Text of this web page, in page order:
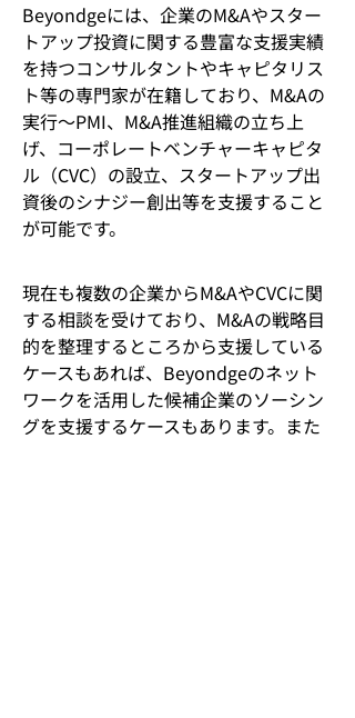
Beyondgeには、企業のM&Aやスター
トアップ投資に関する豊富な支援実績
を持つコンサルタントやキャピタリス
ト等の専門家が在籍しており、M&Aの
実行～PMI、M&A推進組織の立ち上
げ、コーポレートベンチャーキャピタ
ル（CVC）の設立、スタートアップ出
資後のシナジー創出等を支援すること
が可能です。
現在も複数の企業からM&AやCVCに関
する相談を受けており、M&Aの戦略目
的を整理するところから支援している
ケースもあれば、Beyondgeのネット
ワークを活用した候補企業のソーシン
グを支援するケースもあります。また